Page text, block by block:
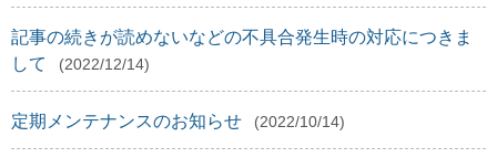
記事の続きが読めないなどの不具合発生時の対応につきま
して
(2022/12/14)
定期メンテナンスのお知らせ (2022/10/14)